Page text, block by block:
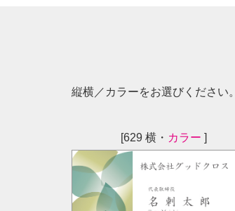
縦横／カラーをお選びください。
[629 横・ カラー ]